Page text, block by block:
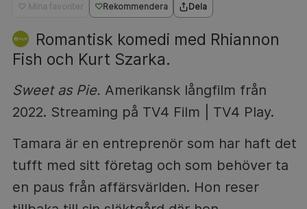
♡ Mina favoriter Rekommendera Dela
Romantisk komedi med Rhiannon
Fish och Kurt Szarka.
Sweet as Pie. Amerikansk långfilm från
2022. Streaming på TV4 Film | TV4 Play.
Tamara är en entreprenör som har haft det
tufft med sitt företag och som behöver ta
en paus från affärsvärlden. Hon reser